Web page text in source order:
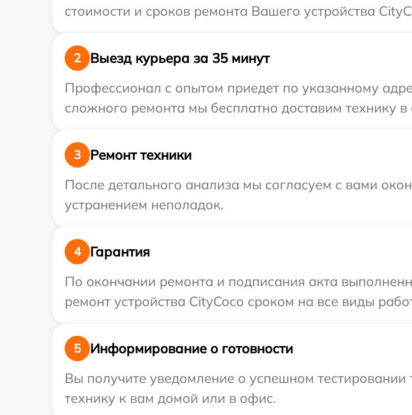
стоимости и сроков ремонта Вашего устройства
2
Выезд курьера за 35 минут
Профессионал с опытом приедет по указанному
сложного ремонта мы бесплатно доставим технику
3
Ремонт техники
После детального анализа мы согласуем с вами
устранением неполадок.
4
Гарантия
По окончании ремонта и подписания акта
ремонт устройства CityCoco сроком на все виды
5
Информирование о готовности
Вы получите уведомление о успешном
технику к вам домой или в офис.